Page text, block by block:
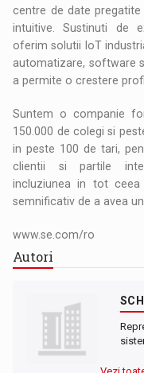
centre de date
intuitive. Sustinuti de
oferim solutii IoT
automatizare, software
a permite o crestere
Suntem o companie
150.000 de colegi si
in peste 100 de tari,
clientii si partile
incluziunea in tot
semnificativ de a avea
www.se.com/ro
Autori